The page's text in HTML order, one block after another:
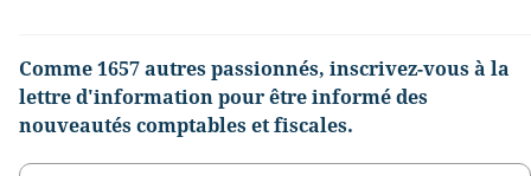
Comme 1657 autres passionnés, inscrivez-vous à la
lettre d'information pour être informé des
nouveautés comptables et fiscales.